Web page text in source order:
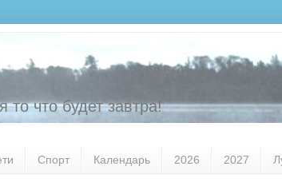
что будет завтра!
Спорт Календарь 2026 2027